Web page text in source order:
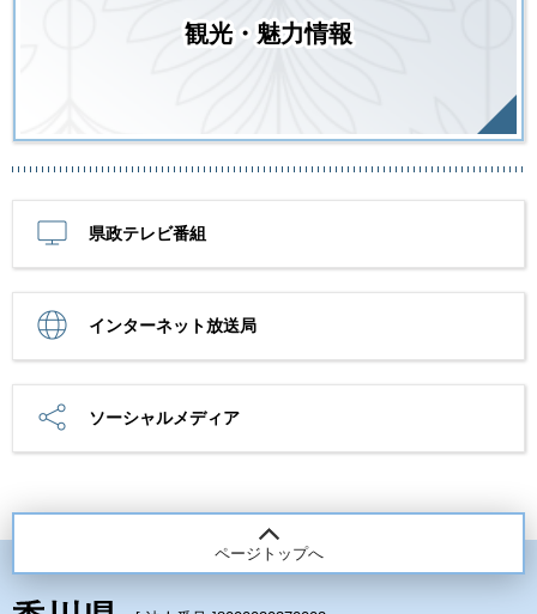
観光・魅力情報
県政テレビ番組
インターネット放送局
ソーシャルメディア
ページトップへ